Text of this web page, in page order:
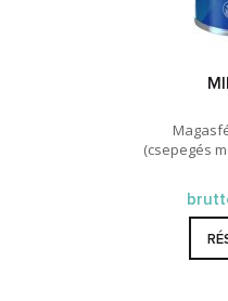
(csepegés